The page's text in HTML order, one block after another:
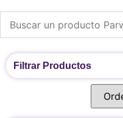
Filtrar Productos